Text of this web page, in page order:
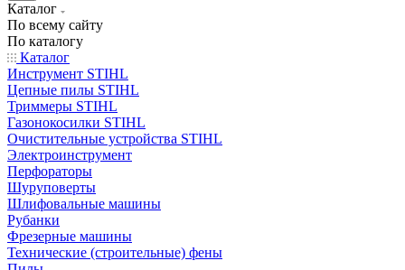
Каталог
По всему сайту
По каталогу
Каталог
Инструмент STIHL
Цепные пилы STIHL
Триммеры STIHL
Газонокосилки STIHL
Очистительные устройства STIHL
Электроинструмент
Перфораторы
Шуруповерты
Шлифовальные машины
Рубанки
Фрезерные машины
Технические (строительные) фены